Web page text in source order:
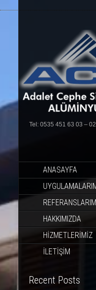
Tel: 0535 451 63 03 –
CONTENT
ANASAYFA
HAKKIMIZDA
HİZMETLERİMİZ
İLETİŞİM
Recent Posts